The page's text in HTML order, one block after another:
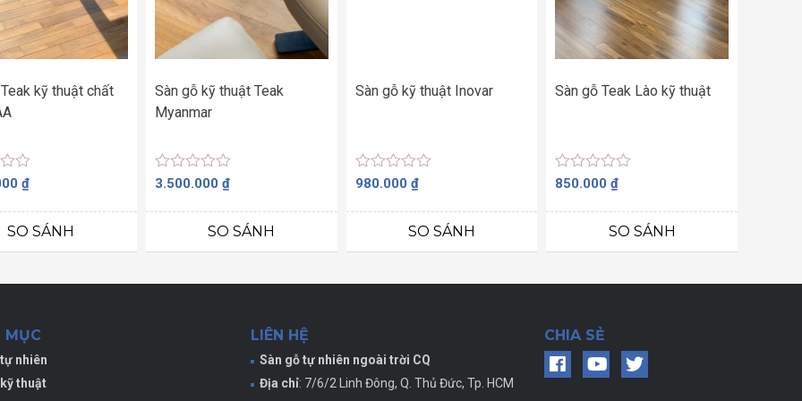
kỹ thuật chất
₫
SO SÁNH
Sàn gỗ kỹ thuật Teak
Myanmar
Được
hạng
sao
3.500.000 ₫
SO SÁNH
Sàn gỗ kỹ thuật Inovar
Được
hạng
sao
980.000 ₫
SO SÁNH
Sàn gỗ Teak Lào kỹ thuật
Được
hạng
sao
850.000₫
SO SÁNH
MỤC
nhiên
thuật
LIÊN HỆ
Sàn gỗ tự nhiên ngoài trời CQ
Địa chỉ: 7/6/2 Linh Đông, Q. Thủ Đức, Tp. HCM
CHIA SẺ